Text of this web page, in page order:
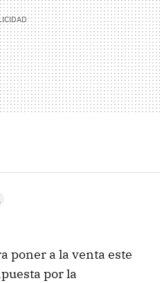
poner a la venta este
por la